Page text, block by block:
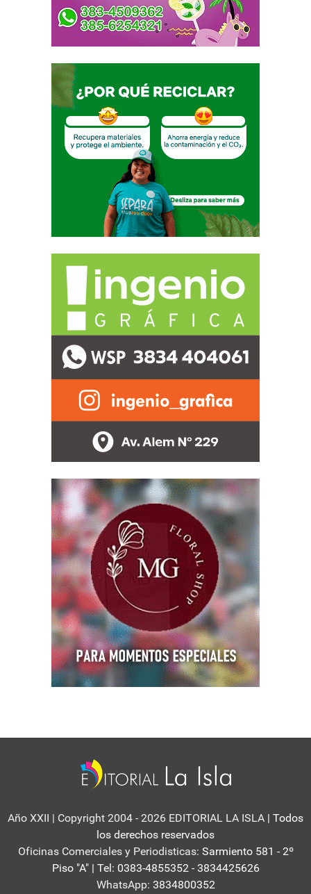
Año XXII | Copyright 2004 - 2026 EDITORIAL LA ISLA | Todos
los derechos reservados
Oficinas Comerciales y Periodisticas: Sarmiento 581 - 2º
Piso "A" | Tel: 0383-4855352 - 3834425626
WhatsApp: 3834800352